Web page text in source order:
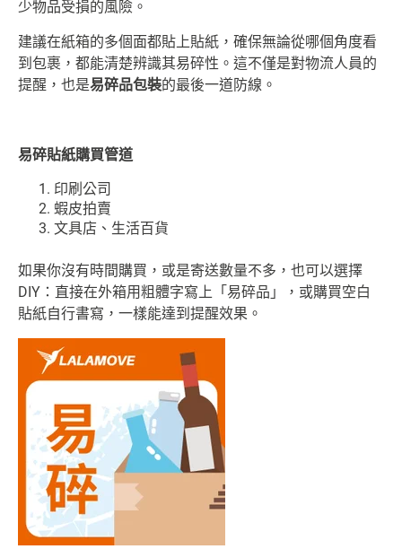
少物品受損的風險。
建議在紙箱的多個面都貼上貼紙，確保無論從哪個角度看
到包裹，都能清楚辨識其易碎性。這不僅是對物流人員的
提醒，也是易碎品包裝的最後一道防線。
易碎貼紙購買管道
印刷公司
蝦皮拍賣
文具店、生活百貨
如果你沒有時間購買，或是寄送數量不多，也可以選擇
DIY：直接在外箱用粗體字寫上「易碎品」，或購買空白
貼紙自行書寫，一樣能達到提醒效果。